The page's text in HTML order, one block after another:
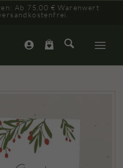
Ab 75,00 € Warenwert